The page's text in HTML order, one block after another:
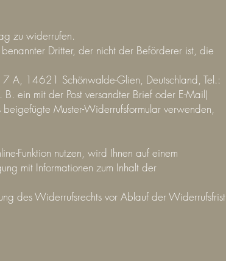
zu widerrufen.
Dritter, der nicht der Beförderer ist, die
7 A, 14621 Schönwalde-Glien, Deutschland, Tel.:
ein mit der Post versandter Brief oder E-Mail)
Muster-Widerrufsformular verwenden,
Funktion nutzen, wird Ihnen auf einem
mit Informationen zum Inhalt der
des Widerrufsrechts vor Ablauf der Widerrufsfrist